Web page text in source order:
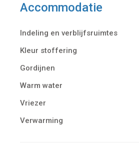
Accommodatie
Indeling en verblijfsruimtes
Kleur stoffering
Gordijnen
Warm water
Vriezer
Verwarming